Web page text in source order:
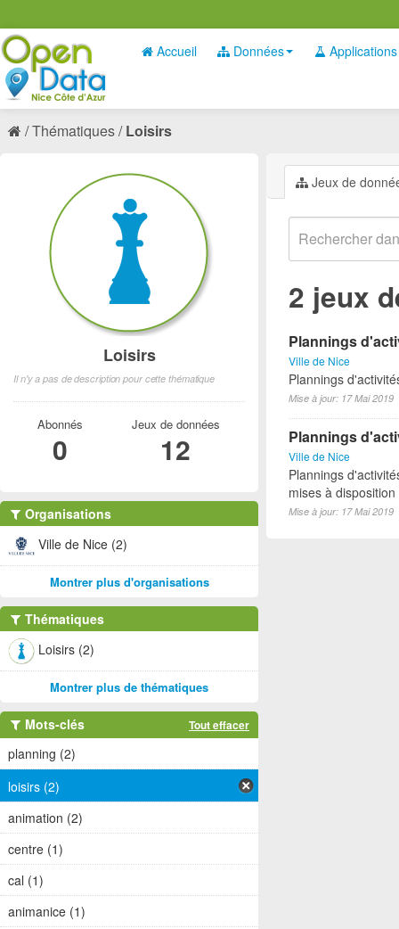
Accueil Données Applications
Thématiques Loisirs
Jeux de
2 jeux
Plannings
Ville de Nice
Plannings
Mise à jour: 17 Mai 2019
Plannings
Ville de Nice
Plannings
mises à
Mise à jour: 17 Mai 2019
Loisirs
Il n'y a pas de description pour cette thématique
Abonnés
0
Jeux de données
12
Organisations
Ville de Nice (2)
Montrer plus d'organisations
Thématiques
Loisirs (2)
Montrer plus de thématiques
Mots-clés Tout effacer
planning (2)
loisirs (2)
animation (2)
centre (1)
cal (1)
animanice (1)